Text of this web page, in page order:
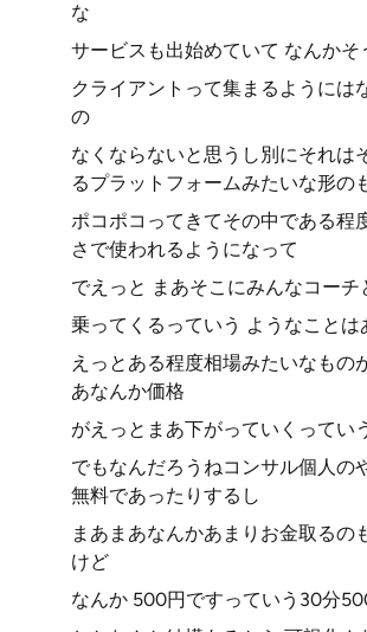
な
サービスも出始めていて なんか
クライアントって集まるようには
の
なくならないと思うし別にそれは
るプラットフォームみたいな形の
ポコポコってきてその中である程
さで使われるようになって
でえっと まあそこにみんなコーチ
乗ってくるっていう ようなこと
えっとある程度相場みたいなもの
あなんか価格
がえっとまあ下がっていくってい
でもなんだろうねコンサル個人の
無料であったりするし
まあまあなんかあまりお金取る
けど
なんか 500円ですっていう30分